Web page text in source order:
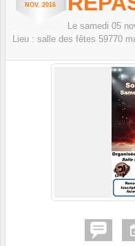
NOV. 2016
Le samedi 05
Lieu : salle des fêtes 59770